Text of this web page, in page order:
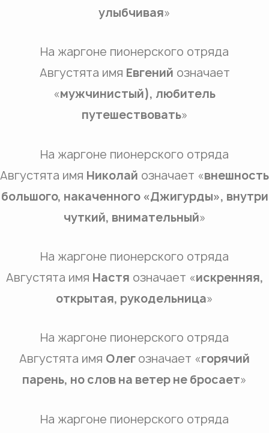
улыбчивая»
На жаргоне пионерского отряда
Августята имя Евгений означает
«мужчинистый), любитель
путешествовать»
На жаргоне пионерского отряда
Августята имя Николай означает «внешность
большого, накаченного «Джигурды», внутри
чуткий, внимательный»
На жаргоне пионерского отряда
Августята имя Настя означает «искренняя,
открытая, рукодельница»
На жаргоне пионерского отряда
Августята имя Олегозначает «горячий
парень, но слов на ветер не бросает»
На жаргоне пионерского отряда